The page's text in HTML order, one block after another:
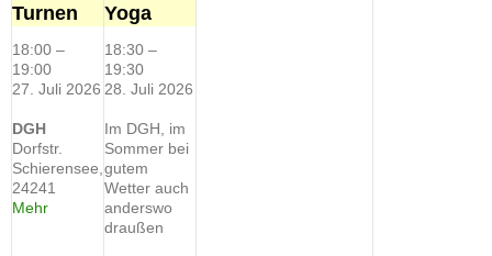
Turnen
18:00 –
19:00
27. Juli 2026
DGH
Dorfstr.
Schierensee
24241
Mehrabout
Yoga
18:30 –
19:30
28. Juli 2026
Im DGH, im
Sommer bei
gutem
Wetter auch
anderswo
draußen